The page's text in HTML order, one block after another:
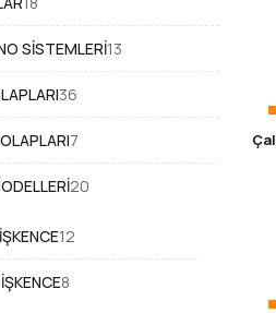
ürün
SISTEMLERI13
ürün
36
ürün
7
ürün
20
12
ürün
8